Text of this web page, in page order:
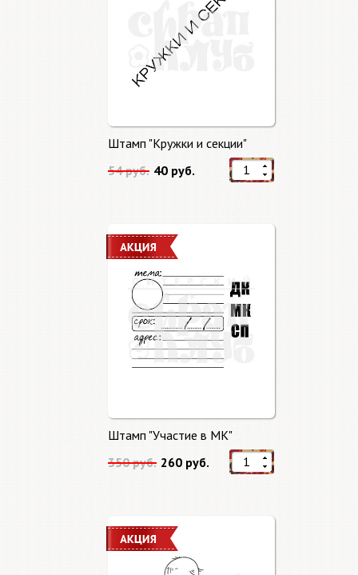
Штамп "Кружки и секции"
54 руб. 40 руб.
Штамп "Участие в МК"
350 руб. 260 руб.